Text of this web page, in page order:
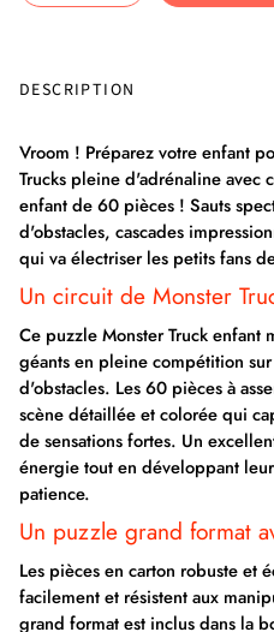
DESCRIPTION
Vroom ! Préparez votre enfant
Trucks pleine d'adrénaline avec
enfant de 60 pièces ! Sauts
d'obstacles, cascades
qui va électriser les petits fans
Un circuit de Monster
Ce puzzle Monster Truck enfant
géants en pleine compétition
d'obstacles. Les 60 pièces à
scène détaillée et colorée qui
de sensations fortes. Un
énergie tout en développant
patience.
Un puzzle grand format
Les pièces en carton robuste et
facilement et résistent aux
grand format est inclus dans la